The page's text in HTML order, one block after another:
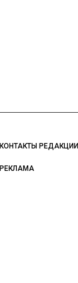
КОНТАКТЫ РЕДАКЦИИ
РЕКЛАМА